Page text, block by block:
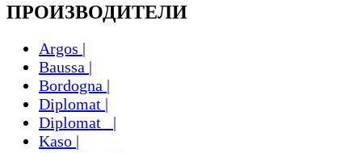
ПРОИЗВОДИТЕЛИ
Argos |
Baussa |
Bordogna |
Diplomat |
Diplomat_ |
Kaso |